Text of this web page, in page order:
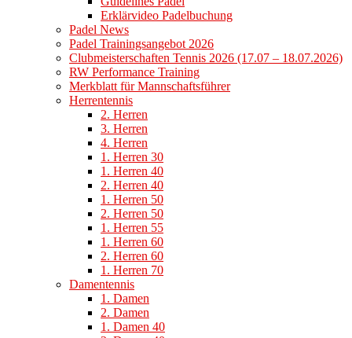
Erklärvideo Padelbuchung
Padel News
Padel Trainingsangebot 2026
Clubmeisterschaften Tennis 2026 (17.07 – 18.07.2026)
RW Performance Training
Merkblatt für Mannschaftsführer
Herrentennis
2. Herren
3. Herren
4. Herren
1. Herren 30
1. Herren 40
2. Herren 40
1. Herren 50
2. Herren 50
1. Herren 55
1. Herren 60
2. Herren 60
1. Herren 70
Damentennis
1. Damen
2. Damen
1. Damen 40